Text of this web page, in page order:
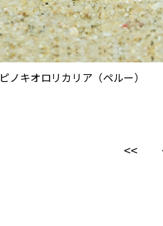
ピノキオロリカリア（ペルー）
<<